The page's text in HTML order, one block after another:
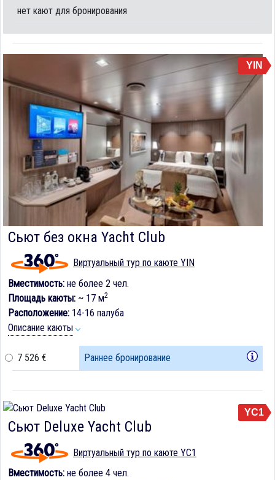
нет кают для бронирования
YIN
Сьют без окна Yacht Club
Виртуальный тур по каюте YIN
Вместимость: не более 2 чел.
Площадь каюты: ~ 17 м2
Расположение: 14-16 палуба
Описание каюты
7 526 € Раннее бронирование
YC1
Сьют Deluxe Yacht Club
Виртуальный тур по каюте YC1
Вместимость: не более 4 чел.